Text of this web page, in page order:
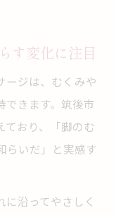
す変化に注目
ージは、むくみや
できます。筑後市
ており、「脚のむ
らいだ」と実感す
沿ってやさしく